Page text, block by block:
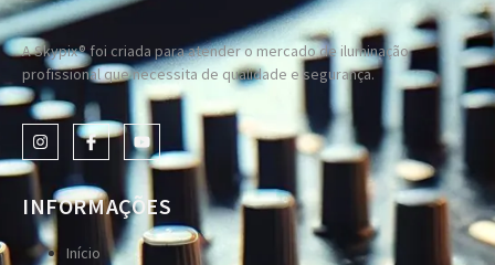
A Skypix® foi criada para atender o mercado de iluminação
profissional que necessita de qualidade e segurança.
INFORMAÇÕES
Início